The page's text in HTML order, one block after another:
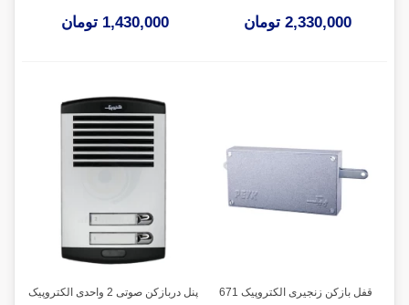
2,330,000 تومان 1,430,000 تومان
قفل بازکن زنجیری الکتروپیک 671
پنل دربازکن صوتی 2 واحدی الکتروپیک